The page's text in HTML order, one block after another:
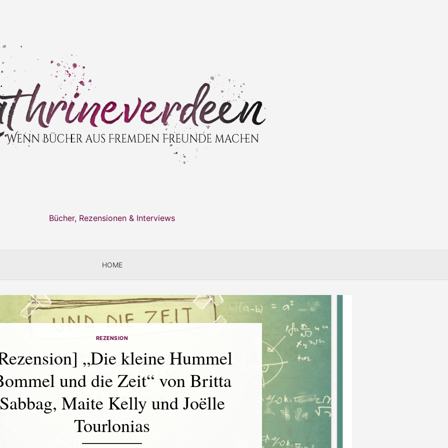
Bücher, Rezensionen & Interviews
HOME
REZENSION
„Die kleine Hummel
und die Zeit“ von Britta
Maite Kelly und Joëlle
Tourlonias